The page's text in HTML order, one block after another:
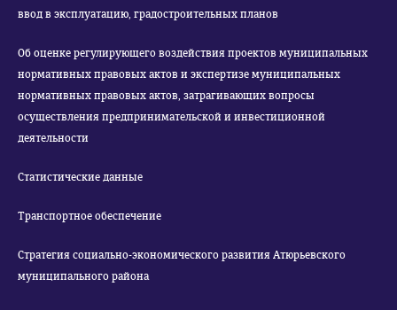
ввод в эксплуатацию, градостроительных планов
Об оценке регулирующего воздействия проектов муниципальных
нормативных правовых актов и экспертизе муниципальных
нормативных правовых актов, затрагивающих вопросы
осуществления предпринимательской и инвестиционной
деятельности
Статистические данные
Транспортное обеспечение
Стратегия социально-экономического развития Атюрьевского
муниципального района